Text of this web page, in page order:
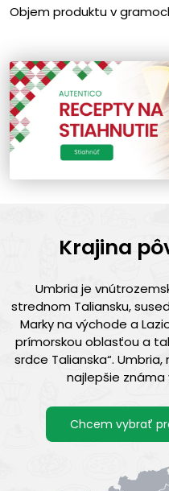
Objem produktu v
Krajina
Umbria je
strednom Taliansku,
Marky na východe a
prímorskou oblasťou a
srdce Talianska“.
najlepšie známa
Chcem vybrať